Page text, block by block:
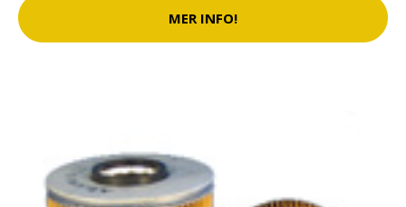
MER INFO!